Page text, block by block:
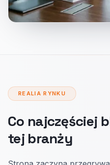
REALIA RYNKU
Co najczęściej
tej branży